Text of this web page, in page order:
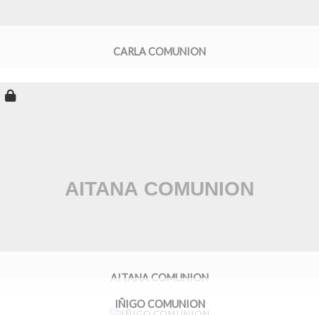
CARLA COMUNION
AITANA COMUNION
IÑIGO COMUNION